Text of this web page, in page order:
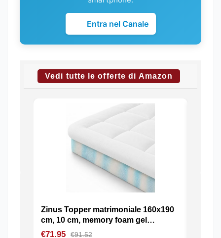
Entra nel Canale